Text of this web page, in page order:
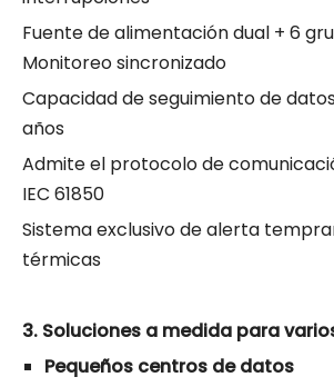
Fuente de alimentación dual + 6
Monitoreo sincronizado
Capacidad de seguimiento de
años
Admite el protocolo de
IEC 61850
Sistema exclusivo de alerta
térmicas
3. Soluciones a medida para
Pequeños centros de datos